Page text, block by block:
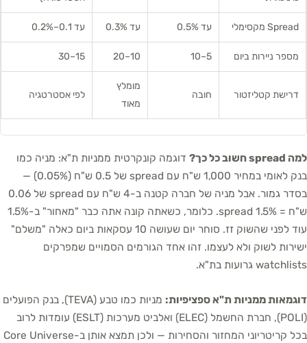
Spread מקסימלי עד 0.5% עד 0.3% עד 0.1–0.2%
מספר ניירות ביום 5–10
10–20
15–30
דרישת קטליזטור חובה
מומלץ
מאוד
לפי אסטרטגיה
למה spread חשוב כל כך?
דוגמה קונקרטית ממניות ת"א: מניה כמו
בנק לאומי במחיר 1,000 ש"ח עם spread של 0.5 ש"ח (0.05%) —
בסדר גמור. אבל מניה של חברה קטנה ב-4 ש"ח עם spread של 0.06
ש"ח = 1.5% spread. כלומר, כשאתה קונה אתה כבר "מאחור" ב-1.5%
עוד לפני שהשוק זז. סוחר יום שעושה 10 עסקאות ביום כאלה "משלם"
ישירות לשוק ולא לעצמו. זהו אחד הגורמים הסמויים שמפרקים
watchlists גרועות בת"א.
דוגמאות ממניות ת"א ספציפיות:
מניות כמו טבע (TEVA), בנק הפועלים
(POLI), חברת החשמל (ELEC) ואלביט מערכות (ESLT) עומדות לרוב
בכל קריטריוני המחזור והסחירות — ולכן תמצא אותן ב-Core Universe